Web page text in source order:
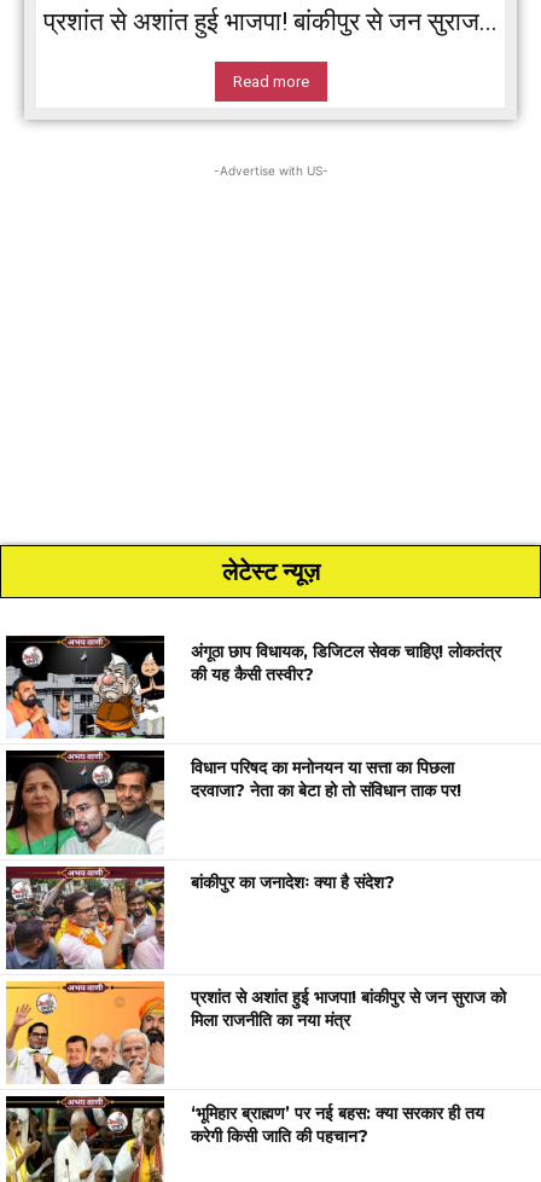
प्रशांत से अशांत हुई भाजपा! बांकीपुर से जन सुराज...
Read more
-Advertise with US-
लेटेस्ट न्यूज़
अंगूठा छाप विधायक, डिजिटल सेवक चाहिए! लोकतंत्र
की यह कैसी तस्वीर?
विधान परिषद का मनोनयन या सत्ता का पिछला
दरवाजा? नेता का बेटा हो तो संविधान ताक पर!
बांकीपुर का जनादेशः क्या है संदेश?
प्रशांत से अशांत हुई भाजपा! बांकीपुर से जन सुराज को
मिला राजनीति का नया मंत्र
‘भूमिहार ब्राह्मण’ पर नई बहस: क्या सरकार ही तय
करेगी किसी जाति की पहचान?